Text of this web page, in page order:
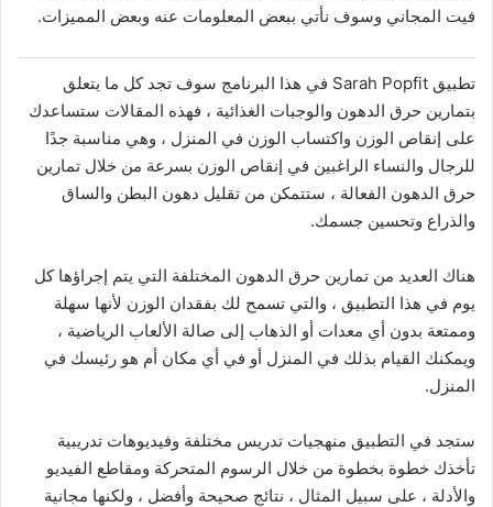
فيت المجاني وسوف نأتي ببعض المعلومات عنه وبعض المميزات.
تطبيق Sarah Popfit في هذا البرنامج سوف تجد كل ما يتعلق
بتمارين حرق الدهون والوجبات الغذائية ، فهذه المقالات ستساعدك
على إنقاص الوزن واكتساب الوزن في المنزل ، وهي مناسبة جدًا
للرجال والنساء الراغبين في إنقاص الوزن بسرعة من خلال تمارين
حرق الدهون الفعالة ، ستتمكن من تقليل دهون البطن والساق
والذراع وتحسين جسمك.
هناك العديد من تمارين حرق الدهون المختلفة التي يتم إجراؤها كل
يوم في هذا التطبيق ، والتي تسمح لك بفقدان الوزن لأنها سهلة
وممتعة بدون أي معدات أو الذهاب إلى صالة الألعاب الرياضية ،
ويمكنك القيام بذلك في المنزل أو في أي مكان أم هو رئيسك في
المنزل.
ستجد في التطبيق منهجيات تدريس مختلفة وفيديوهات تدريبية
تأخذك خطوة بخطوة من خلال الرسوم المتحركة ومقاطع الفيديو
والأدلة ، على سبيل المثال ، نتائج صحيحة وأفضل ، ولكنها مجانية